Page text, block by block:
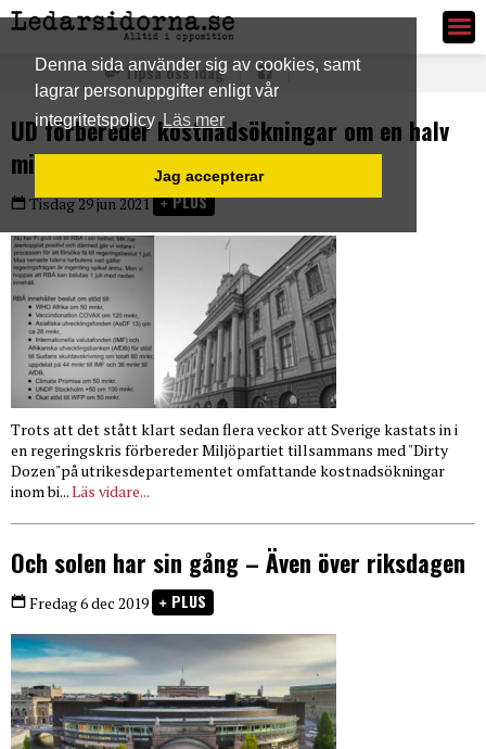
Denna sida använder sig av cookies, samt
lagrar personuppgifter enligt vår
integritetspolicy Läs mer
Jag accepterar
Ledarsidorna.se
Tipsa oss idag
UD förbereder kostnadsökningar om en halv
miljard trots regeringskrisen
Tisdag 29 jun 2021 PLUS
Trots att det stått klart sedan flera veckor att Sverige kastats in i
en regeringskris förbereder Miljöpartiet tillsammans med "Dirty
Dozen"på utrikesdepartementet omfattande kostnadsökningar
inom bi...Läs vidare...
Och solen har sin gång – Även över riksdagen
Fredag 6 dec 2019 PLUS